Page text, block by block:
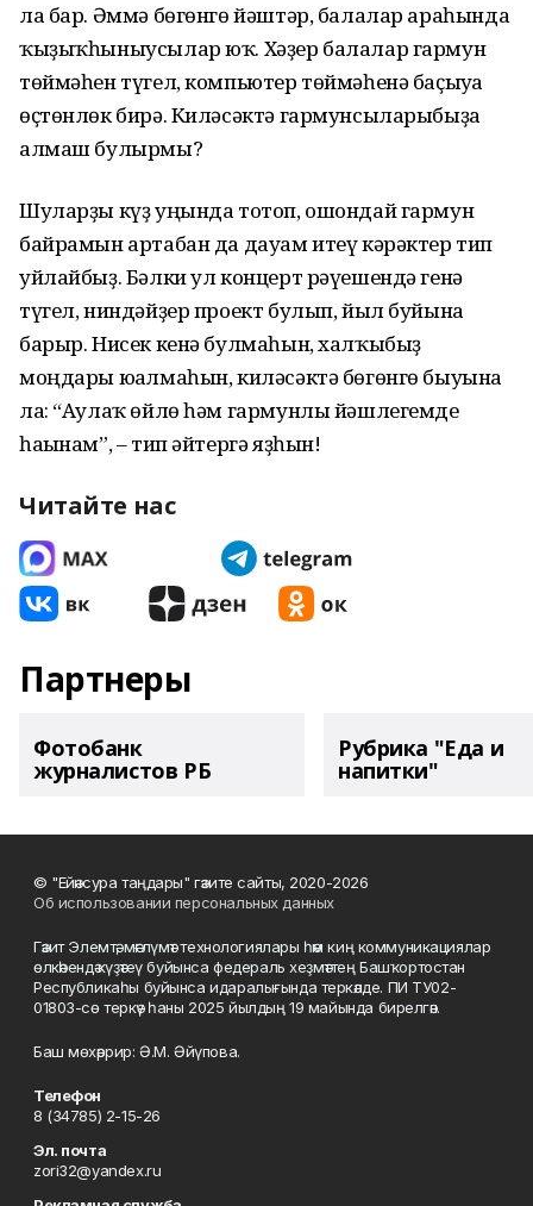
ла бар. Әммә бөгөнгө йәштәр, балалар араһында
ҡыҙыҡһыныусылар юҡ. Хәҙер балалар гармун
төймәһен түгел, компьютер төймәһенә баҫыуға
өҫтөнлөк бирә. Киләсәктә гармунсыларыбыҙға
алмаш булырмы?
Шуларҙы күҙ уңында тотоп, ошондай гармун
байрамын артабан да дауам итеү кәрәктер тип
уйлайбыҙ. Бәлки ул концерт рәүешендә генә
түгел, ниндәйҙер проект булып, йыл буйына
барыр. Нисек кенә булмаһын, халҡыбыҙ
моңдары юғалмаһын, киләсәктә бөгөнгө быуынға
ла: “Аулаҡ өйлө һәм гармунлы йәшлегемде
һағынам”, – тип әйтергә яҙһын!
Читайте нас
Партнеры
Фотобанк
журналистов РБ
Рубрика "Еда и
напитки"
© "Ейәнсура таңдары" гәзите сайты, 2020-2026
Об использовании персональных данных
Гәзит Элемтә, мәғлүмәт технологиялары һәм киң коммуникациялар
өлкәһендә күҙәтеү буйынса федераль хеҙмәттең Башҡортостан
Республикаһы буйынса идаралығында теркәлде. ПИ ТУ02-
01803-сө теркәү һаны 2025 йылдың 19 майында бирелгән.
Баш мөхәррир: Ә.М. Әйүпова.
Телефон
8 (34785) 2-15-26
Эл. почта
zori32@yandex.ru